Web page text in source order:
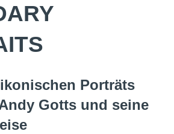
Porträts
Gotts und seine